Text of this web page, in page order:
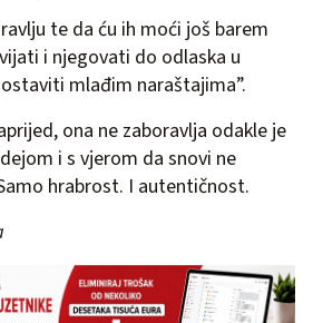
te da ću ih moći još barem
i njegovati do odlaska u
mlađim naraštajima”.
ona ne zaboravlja odakle je
i s vjerom da snovi ne
hrabrost. I autentičnost.